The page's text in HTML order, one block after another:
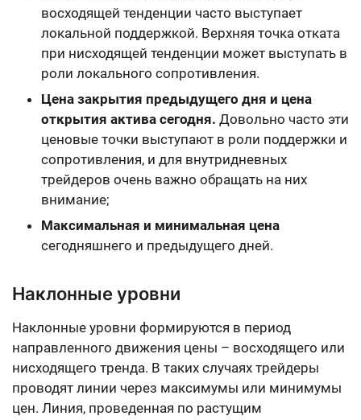
восходящей тенденции часто выступает
локальной поддержкой. Верхняя точка отката
при нисходящей тенденции может выступать в
роли локального сопротивления.
Цена закрытия предыдущего дня и цена
открытия актива сегодня. Довольно часто эти
ценовые точки выступают в роли поддержки и
сопротивления, и для внутридневных
трейдеров очень важно обращать на них
внимание;
Максимальная и минимальная цена
сегодняшнего и предыдущего дней.
Наклонные уровни
Наклонные уровни формируются в период
направленного движения цены – восходящего или
нисходящего тренда. В таких случаях трейдеры
проводят линии через максимумы или минимумы
цен. Линия, проведенная по растущим